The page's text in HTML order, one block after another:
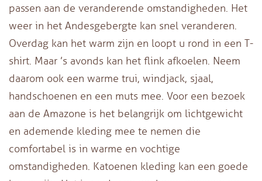
passen aan de veranderende omstandigheden. Het
weer in het Andesgebergte kan snel veranderen.
Overdag kan het warm zijn en loopt u rond in een T-
shirt. Maar ’s avonds kan het flink afkoelen. Neem
daarom ook een warme trui, windjack, sjaal,
handschoenen en een muts mee. Voor een bezoek
aan de Amazone is het belangrijk om lichtgewicht
en ademende kleding mee te nemen die
comfortabel is in warme en vochtige
omstandigheden. Katoenen kleding kan een goede